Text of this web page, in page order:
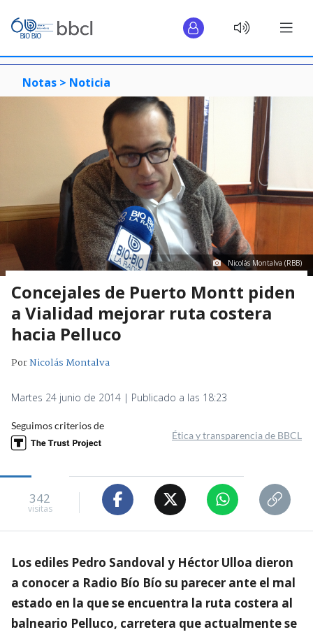
Notas > Noticia
Nicolás Montalva (RBB)
Concejales de Puerto Montt piden
a Vialidad mejorar ruta costera
hacia Pelluco
PorNicolás Montalva
Martes 24 junio de 2014 | Publicado a las 18:23
Seguimos criterios de
Ética y transparencia de BBCL
342
visitas
Los ediles Pedro Sandoval y Héctor Ulloa dieron
a conocer a Radio Bío Bío su parecer ante el mal
estado en la que se encuentra la ruta costera al
balneario Pelluco, carretera que actualmente se